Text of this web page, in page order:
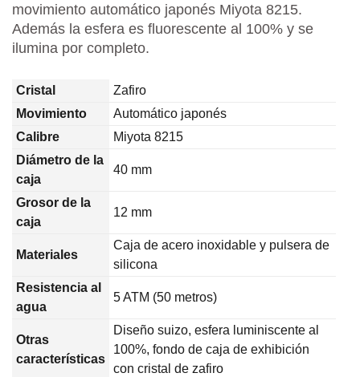
movimiento automático japonés Miyota 8215.
Además la esfera es fluorescente al 100% y se
ilumina por completo.
Cristal
Zafiro
Movimiento
Automático japonés
Calibre
Miyota 8215
Diámetro de la
caja
40 mm
Grosor de la
caja
12 mm
Materiales
Caja de acero inoxidable y pulsera de
silicona
Resistencia al
agua
5 ATM (50 metros)
Otras
características
Diseño suizo, esfera luminiscente al
100%, fondo de caja de exhibición
con cristal de zafiro